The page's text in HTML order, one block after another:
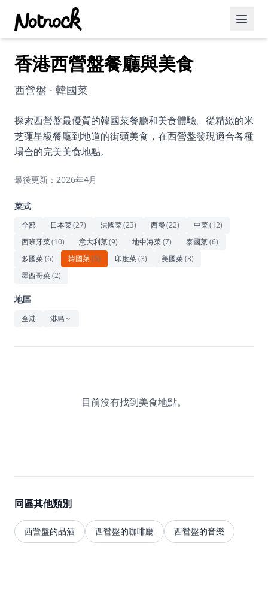
精選活動
博客文章
約會好去處
美食佳餚
藝術文化
休閒
音樂
香港西營盤餐廳與美食
西營盤 · 韓國菜
探索西營盤最優質的韓國菜餐廳和美食體驗。從精緻的米
芝蓮星級餐廳到地道的街頭美食，在西營盤發現適合各種
場合的完美美食地點。
最後更新：2026年4月
菜式
全部 日本菜(27) 法國菜(23) 西餐(22) 中菜(12)
西班牙菜(10) 意大利菜(9) 地中海菜(7) 泰國菜(6)
多國菜(6) 韓國菜(5) 印度菜(3) 美國菜(3)
墨西哥菜(2)
地區
全港 港島
目前沒有找到美食地點。
同區其他類別
西營盤的品酒 西營盤的咖啡廳 西營盤的音樂